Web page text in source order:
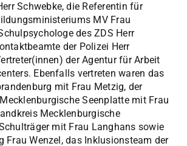
Schwebke, die Referentin für
MV Frau
des ZDS Herr
der Polizei Herr
der Agentur für Arbeit
Ebenfalls vertreten waren das
mit Frau Metzig, der
Seenplatte mit Frau
Mecklenburgische
mit Frau Langhans sowie
Frau Wenzel, das Inklusionsteam der